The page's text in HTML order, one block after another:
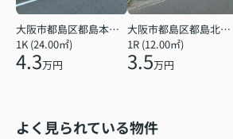
大阪市都島区都島本通１丁目
1K (24.00㎡)
4.3万円
大阪市都島区都島北通２丁目
1R (12.00㎡)
3.5万円
よく見られている物件